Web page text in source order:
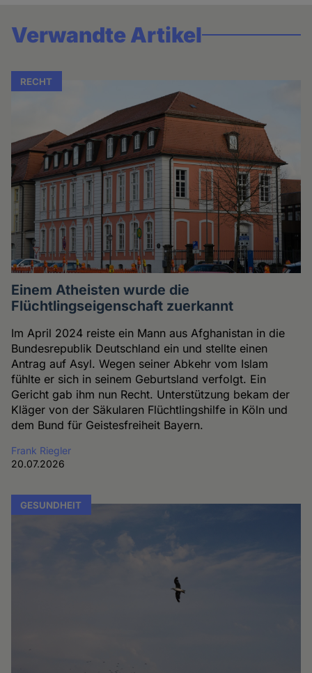
Verwandte Artikel
RECHT
Einem Atheisten wurde die
Flüchtlingseigenschaft zuerkannt
Im April 2024 reiste ein Mann aus Afghanistan in die
Bundesrepublik Deutschland ein und stellte einen
Antrag auf Asyl. Wegen seiner Abkehr vom Islam
fühlte er sich in seinem Geburtsland verfolgt. Ein
Gericht gab ihm nun Recht. Unterstützung bekam der
Kläger von der Säkularen Flüchtlingshilfe in Köln und
dem Bund für Geistesfreiheit Bayern.
Frank Riegler
20.07.2026
GESUNDHEIT